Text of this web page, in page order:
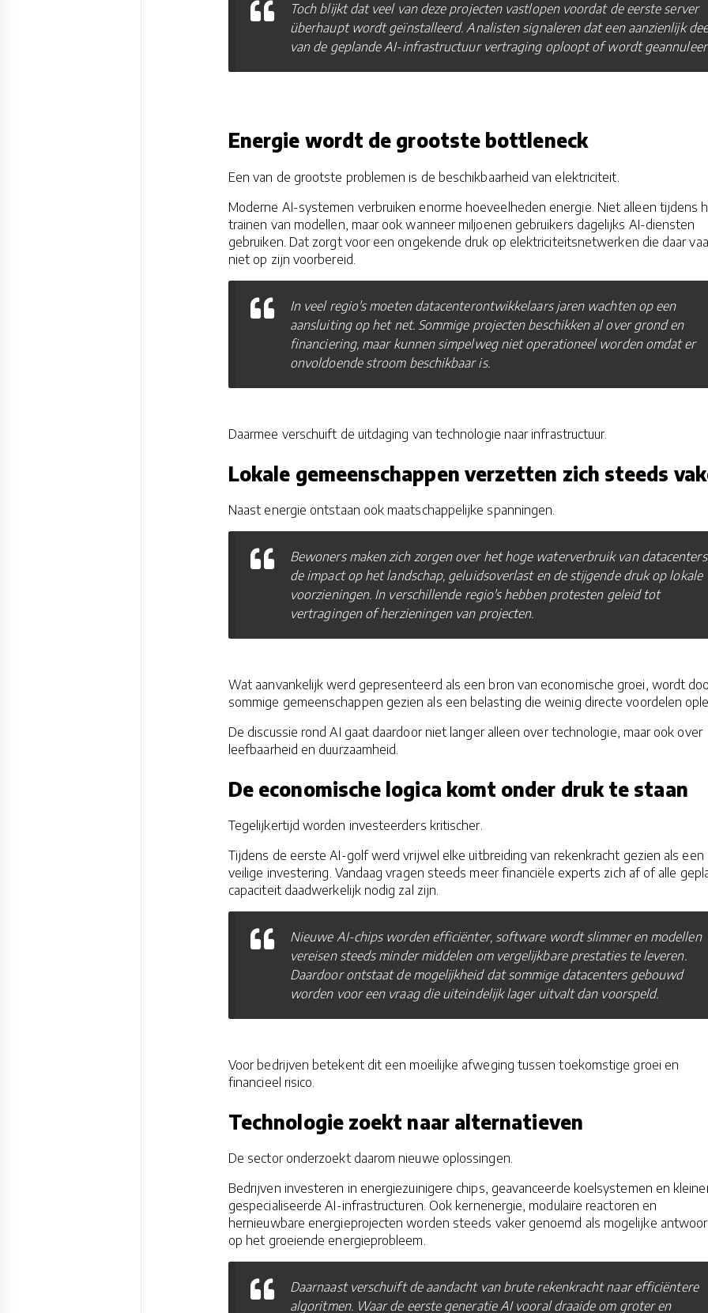
Toch blijkt dat veel van deze projecten vastlopen voordat de eerste server
überhaupt wordt geïnstalleerd. Analisten signaleren dat een aanzienlijk
van de geplande AI-infrastructuur vertraging oploopt of wordt
Energie wordt de grootste bottleneck
Een van de grootste problemen is de beschikbaarheid van elektriciteit.
Moderne AI-systemen verbruiken enorme hoeveelheden energie. Niet alleen tijdens
trainen van modellen, maar ook wanneer miljoenen gebruikers dagelijks AI-diensten
gebruiken. Dat zorgt voor een ongekende druk op elektriciteitsnetwerken die daar
niet op zijn voorbereid.
In veel regio's moeten datacenterontwikkelaars jaren wachten op een
aansluiting op het net. Sommige projecten beschikken al over grond en
financiering, maar kunnen simpelweg niet operationeel worden omdat er
onvoldoende stroom beschikbaar is.
Daarmee verschuift de uitdaging van technologie naar infrastructuur.
Lokale gemeenschappen verzetten zich steeds
Naast energie ontstaan ook maatschappelijke spanningen.
Bewoners maken zich zorgen over het hoge waterverbruik van
de impact op het landschap, geluidsoverlast en de stijgende druk op lokale
voorzieningen. In verschillende regio's hebben protesten geleid tot
vertragingen of herzieningen van projecten.
Wat aanvankelijk werd gepresenteerd als een bron van economische groei, wordt
sommige gemeenschappen gezien als een belasting die weinig directe voordelen
De discussie rond AI gaat daardoor niet langer alleen over technologie, maar ook over
leefbaarheid en duurzaamheid.
De economische logica komt onder druk te staan
Tegelijkertijd worden investeerders kritischer.
Tijdens de eerste AI-golf werd vrijwel elke uitbreiding van rekenkracht gezien als een
veilige investering. Vandaag vragen steeds meer financiële experts zich af of alle
capaciteit daadwerkelijk nodig zal zijn.
Nieuwe AI-chips worden efficiënter, software wordt slimmer en modellen
vereisen steeds minder middelen om vergelijkbare prestaties te leveren.
Daardoor ontstaat de mogelijkheid dat sommige datacenters gebouwd
worden voor een vraag die uiteindelijk lager uitvalt dan voorspeld.
Voor bedrijven betekent dit een moeilijke afweging tussen toekomstige groei en
financieel risico.
Technologie zoekt naar alternatieven
De sector onderzoekt daarom nieuwe oplossingen.
Bedrijven investeren in energiezuinigere chips, geavanceerde koelsystemen en
gespecialiseerde AI-infrastructuren. Ook kernenergie, modulaire reactoren en
hernieuwbare energieprojecten worden steeds vaker genoemd als mogelijke
op het groeiende energieprobleem.
Daarnaast verschuift de aandacht van brute rekenkracht naar efficiëntere
algoritmen. Waar de eerste generatie AI vooral draaide om groter en